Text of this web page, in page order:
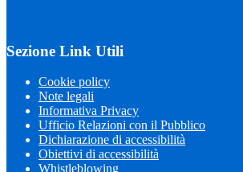
Sezione Link Utili
Cookie policy
Note legali
Informativa Privacy
Ufficio Relazioni con il Pubblico
Dichiarazione di accessibilità
Obiettivi di accessibilità
Whistleblowing